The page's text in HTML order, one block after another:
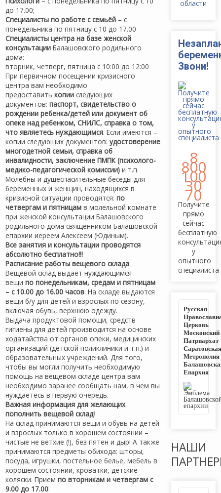
до 17.00;
Специалисты по работе с семьёй – с
понедельника по пятницу с 10 до 17.00
Специалисты центра на базе женской
консультации Балашовского родильного
дома:
вторник, четверг, пятница с 10:00 до 12:00
При первичном посещении кризисного
центра вам необходимо
предоставить копии следующих
документов: паспорт, свидетельство о
рождении ребенка/детей или документ об
опеке над ребенком, СНИЛС, справка о том,
что являетесь нуждающимся. Если имеются –
копии следующих документов: удостоверение
многодетной семьи, справка об
инвалидности, заключение ПМПК (психолого-
медико-педагогической комиссии) и т.п.
Молебны и душеспасительные беседы для
беременных и женщин, находящихся в
кризисной ситуации проводятся: по
четвергам и пятницам в молельной комнате
при женской консультации Балашовского
родильного дома священником Балашовской
епархии иереем Алексеем (Юдиным).
Все занятия и консультации проводятся
абсолютно бесплатно!!!
Расписание работы вещевого склада
Вещевой склад выдаёт нуждающимся
вещи по понедельникам, средам и пятницам
– с 10.00 до 16.00 часов. На складе выдаются
вещи б/у для детей и взрослых по сезону,
включая обувь, верхнюю одежду.
Выдача продуктовой помощи, средств
гигиены для детей производится на основе
ходатайства от органов опеки, медицинских
организаций (детской поликлиники и т.п.) и
образовательных учреждений. Для того,
чтобы вы могли получить необходимую
помощь на вещевом складе центра вам
необходимо заранее сообщать нам, в чем вы
нуждаетесь в первую очередь.
Важная информация для желающих
пополнить вещевой склад!
На склад принимаются вещи и обувь на детей
и взрослых только в хорошем состоянии –
чистые не ветхие (!), без пятен и дыр! А также
принимаются предметы обихода: шторы,
посуда, игрушки, постельное белье, мебель в
хорошем состоянии, кроватки, детские
коляски. Прием по вторникам и четвергам с
9.00 до 17.00.
Звони!
8
800
100
30
70
Получите
прямо
сейчас
бесплатную
у
опытного
специалиста
Русская
Церковь
Московский
Патриархат
Саратовская
Метрополия
Епархия
НАШИ